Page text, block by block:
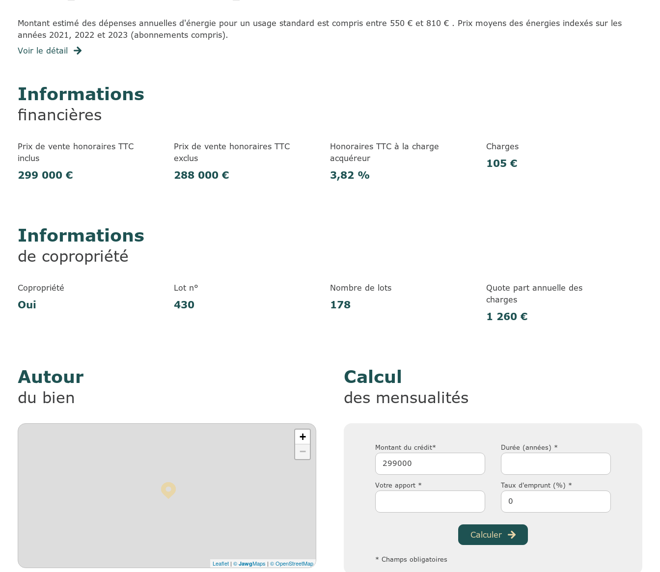
Montant estimé des dépenses annuelles d'énergie pour un usage standard est compris entre 550 € et 810 € . Prix moyens des énergies indexés sur les
années 2021, 2022 et 2023 (abonnements compris).
Voir le détail
Informations
financières
Prix de vente honoraires TTC
inclus
299 000 €
Prix de vente honoraires TTC
exclus
288 000 €
Honoraires TTC à la charge
acquéreur
3,82 %
Charges
105 €
Informations
de copropriété
Copropriété
Oui
Lot n°
430
Nombre de lots
178
Quote part annuelle des
charges
1 260 €
Autour
du bien
+
−
Leaflet | © JawgMaps | © OpenStreetMap
Calcul
des mensualités
Montant du crédit* Durée (années) *
Votre apport * Taux d'emprunt (%) *
Calculer
* Champs obligatoires